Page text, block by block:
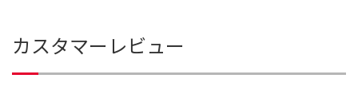
カスタマーレビュー